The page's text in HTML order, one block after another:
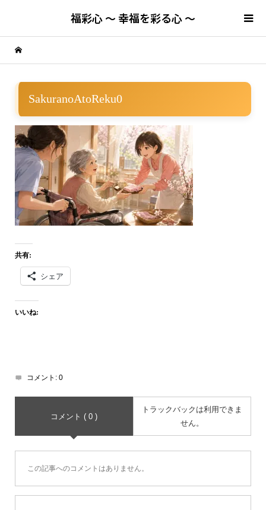
福彩心 ～ 幸福を彩る心 ～
SakuranoAtoReku0
共有:
シェア
いいね:
コメント: 0
コメント ( 0 )
トラックバックは利用できま
せん。
この記事へのコメントはありません。